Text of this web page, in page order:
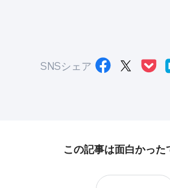
SNSシェア
この記事は面白かった